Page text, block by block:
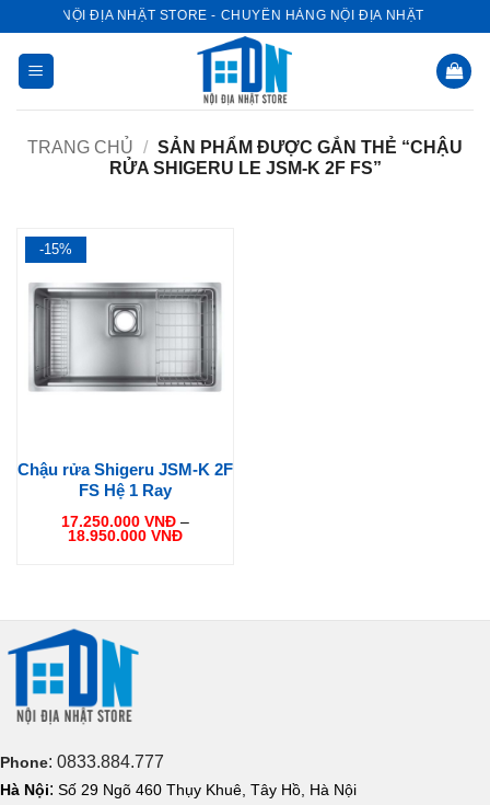
dung
NỘI ĐỊA NHẬT STORE - CHUYÊN HÀNG NỘI ĐỊA NHẬT
TRANG CHỦ / SẢN PHẨM ĐƯỢC GẮN THẺ “CHẬU
RỬA SHIGERU LE JSM-K 2F FS”
-15%
Chậu rửa Shigeru JSM-K 2F
FS Hệ 1 Ray
17.250.000 VNĐ –
18.950.000 VNĐKhoảng
Phone: 0833.884.777
Hà Nội: Số 29 Ngõ 460 Thụy Khuê, Tây Hồ, Hà Nội